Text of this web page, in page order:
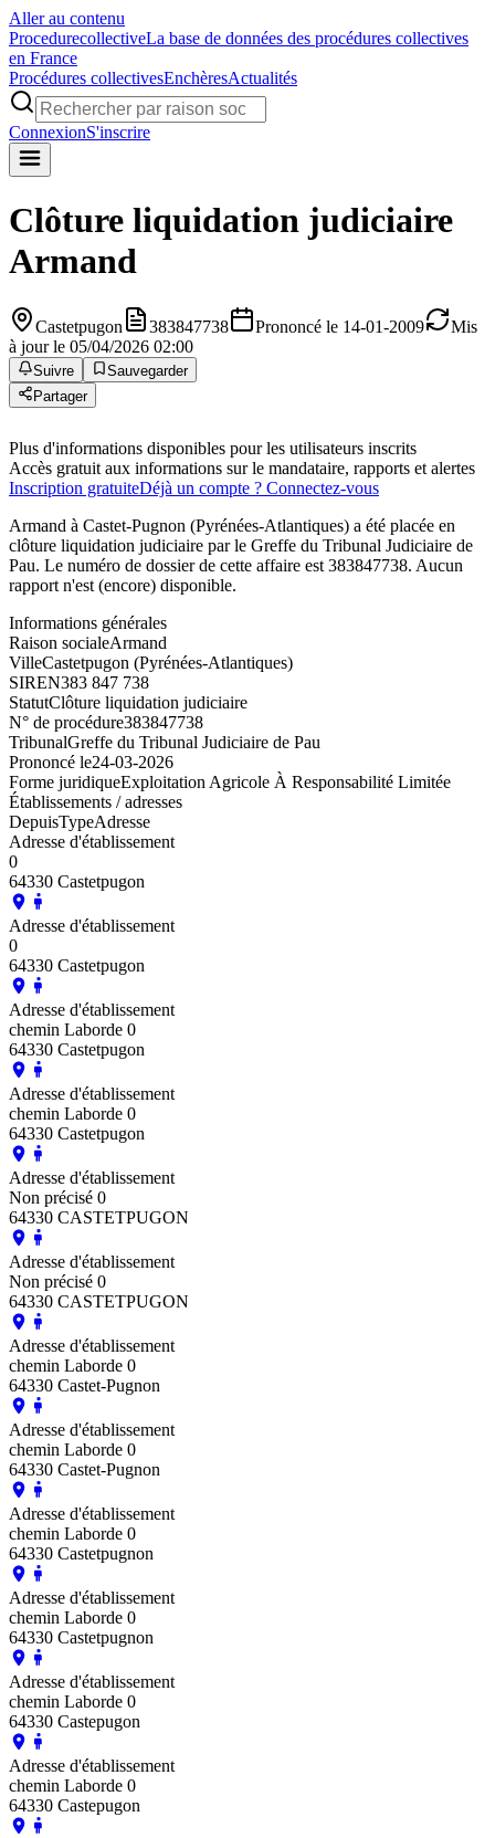
Aller au contenu
ProcedurecollectiveLa base de données des procédures collectives
en France
Procédures collectivesEnchèresActualités
ConnexionS'inscrire
Clôture liquidation judiciaire
Armand
Castetpugon 383847738 Prononcé le 14-01-2009
Mis
à jour le 05/04/2026 02:00
Suivre
Sauvegarder
Partager
Plus d'informations disponibles pour les utilisateurs inscrits
Accès gratuit aux informations sur le mandataire, rapports et alertes
Inscription gratuiteDéjà un compte ? Connectez-vous
Armand à Castet-Pugnon (Pyrénées-Atlantiques) a été placée en
clôture liquidation judiciaire par le Greffe du Tribunal Judiciaire de
Pau. Le numéro de dossier de cette affaire est 383847738. Aucun
rapport n'est (encore) disponible.
Informations générales
Raison socialeArmand
VilleCastetpugon (Pyrénées-Atlantiques)
SIREN383 847 738
StatutClôture liquidation judiciaire
N° de procédure383847738
TribunalGreffe du Tribunal Judiciaire de Pau
Prononcé le24-03-2026
Forme juridiqueExploitation Agricole À Responsabilité Limitée
Établissements / adresses
DepuisTypeAdresse
Adresse d'établissement
0
64330 Castetpugon
Adresse d'établissement
0
64330 Castetpugon
Adresse d'établissement
chemin Laborde 0
64330 Castetpugon
Adresse d'établissement
chemin Laborde 0
64330 Castetpugon
Adresse d'établissement
Non précisé 0
64330 CASTETPUGON
Adresse d'établissement
Non précisé 0
64330 CASTETPUGON
Adresse d'établissement
chemin Laborde 0
64330 Castet-Pugnon
Adresse d'établissement
chemin Laborde 0
64330 Castet-Pugnon
Adresse d'établissement
chemin Laborde 0
64330 Castetpugnon
Adresse d'établissement
chemin Laborde 0
64330 Castetpugnon
Adresse d'établissement
chemin Laborde 0
64330 Castepugon
Adresse d'établissement
chemin Laborde 0
64330 Castepugon